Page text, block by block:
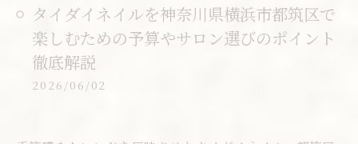
タイダイネイルを神奈川県横浜市都筑区で
楽しむための予算やサロン選びのポイント
徹底解説
2026/06/02